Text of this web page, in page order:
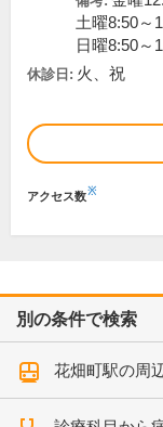
土曜8:50～
日曜8:50～
休診日: 火、祝
アクセス数※
別の条件で検索
花畑町駅の周